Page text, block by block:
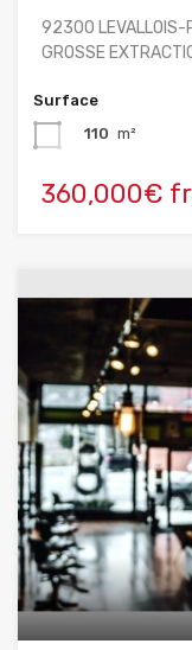
92300 LEVALLOIS-
GROSSE
Surface
110 m²
360,000€